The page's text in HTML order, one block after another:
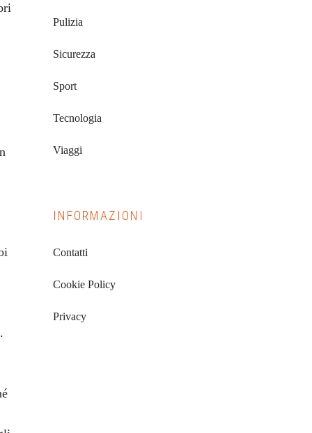
Pulizia
Sicurezza
Sport
Tecnologia
Viaggi
INFORMAZIONI
Contatti
Cookie Policy
Privacy